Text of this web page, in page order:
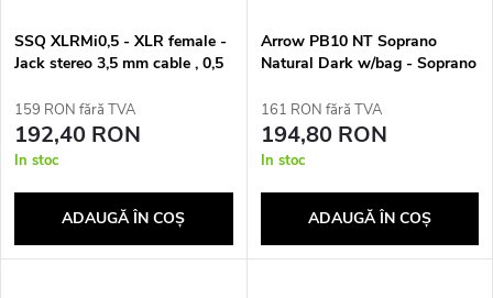
SSQ XLRMi0,5 - XLR female -
Jack stereo 3,5 mm cable , 0,5
159 RON fără TVA
192,40 RON
In stoc
ADAUGĂ ÎN COŞ
Arrow PB10 NT Soprano
Natural Dark w/bag - Soprano
161 RON fără TVA
194,80 RON
In stoc
ADAUGĂ ÎN COŞ